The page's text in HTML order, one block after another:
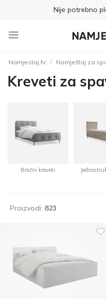
Besplatan
Nije potrebno
01
Namjestaj.hr / Namještaj za
Kreveti za
Bračni kreveti
Proizvodi: 823